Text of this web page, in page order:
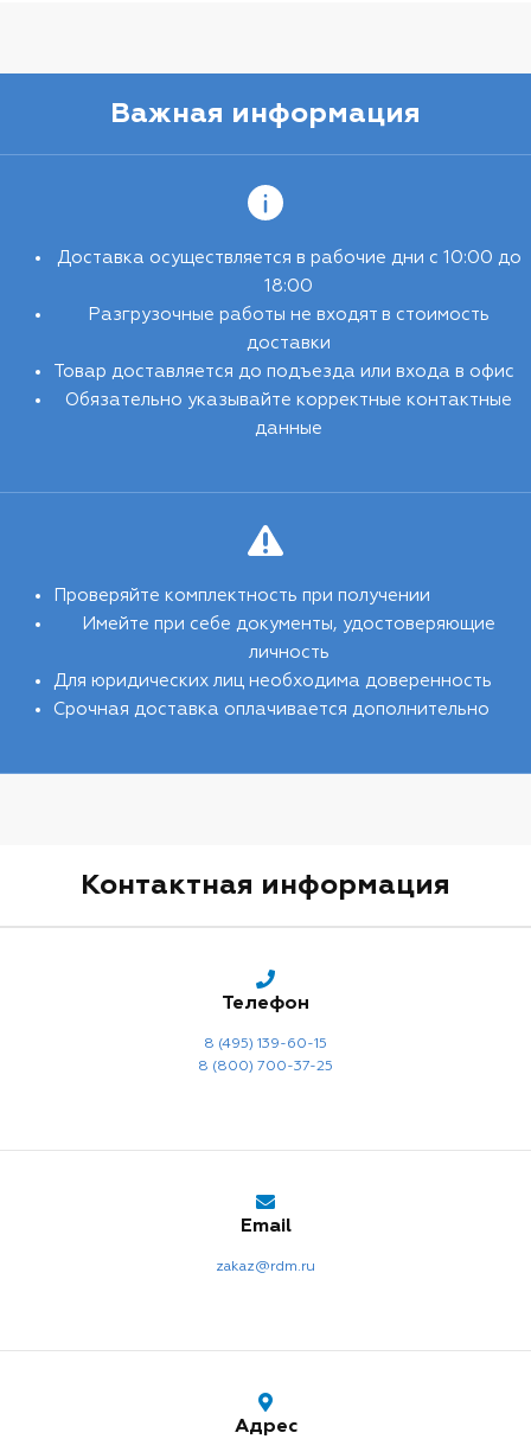
Важная информация
Доставка осуществляется в рабочие дни с 10:00 до
18:00
Разгрузочные работы не входят в стоимость
доставки
Товар доставляется до подъезда или входа в офис
Обязательно указывайте корректные контактные
данные
Проверяйте комплектность при получении
Имейте при себе документы, удостоверяющие
личность
Для юридических лиц необходима доверенность
Срочная доставка оплачивается дополнительно
Контактная информация
Телефон
8 (495) 139-60-15
8 (800) 700-37-25
Email
zakaz@rdm.ru
Адрес